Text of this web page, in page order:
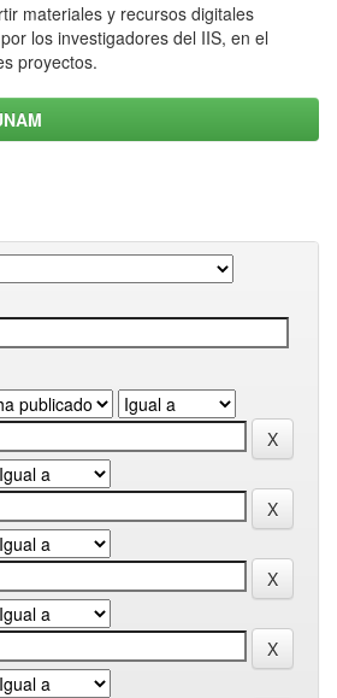
materiales y recursos digitales
los investigadores del IIS, en el
proyectos.